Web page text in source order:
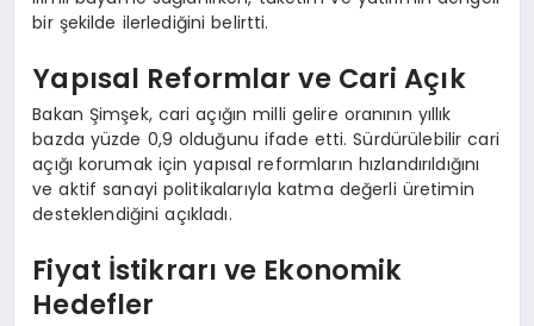
bir şekilde ilerlediğini belirtti.
Yapısal Reformlar ve Cari Açık
Bakan Şimşek, cari açığın milli gelire oranının yıllık
bazda yüzde 0,9 olduğunu ifade etti. Sürdürülebilir cari
açığı korumak için yapısal reformların hızlandırıldığını
ve aktif sanayi politikalarıyla katma değerli üretimin
desteklendiğini açıkladı.
Fiyat İstikrarı ve Ekonomik
Hedefler